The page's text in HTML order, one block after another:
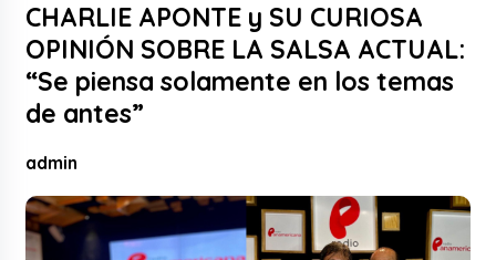
CHARLIE APONTE y SU CURIOSA
OPINIÓN SOBRE LA SALSA ACTUAL:
“Se piensa solamente en los temas
de antes”
admin